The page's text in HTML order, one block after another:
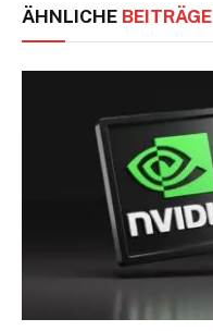
ÄHNLICHE BEITRÄGE